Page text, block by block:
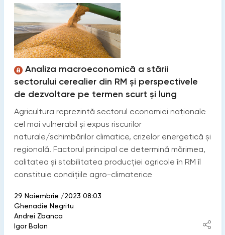
Analiza macroeconomică a stării
sectorului cerealier din RM și perspectivele
de dezvoltare pe termen scurt și lung
Agricultura reprezintă sectorul economiei naționale
cel mai vulnerabil și expus riscurilor
naturale/schimbărilor climatice, crizelor energetică și
regională. Factorul principal ce determină mărimea,
calitatea și stabilitatea producției agricole în RM îl
constituie condițiile agro-climaterice
29 Noiembrie /2023 08:03
Ghenadie Negritu
Andrei Zbanca
Igor Balan